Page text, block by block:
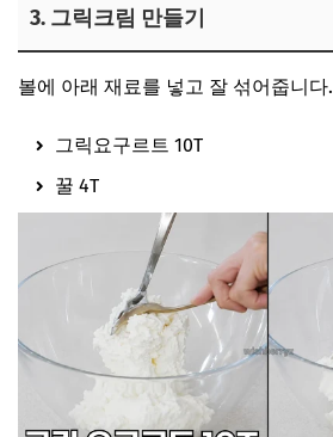
3. 그릭크림 만들기
볼에 아래 재료를 넣고 잘 섞어줍니다.
그릭요구르트 10T
꿀 4T